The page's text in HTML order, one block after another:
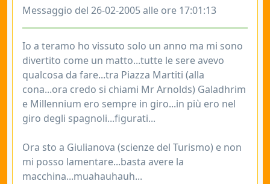
Messaggio del 26-02-2005 alle ore 17:01:13
Io a teramo ho vissuto solo un anno ma mi sono
divertito come un matto...tutte le sere avevo
qualcosa da fare...tra Piazza Martiti (alla
cona...ora credo si chiami Mr Arnolds) Galadhrim
e Millennium ero sempre in giro...in più ero nel
giro degli spagnoli...figurati...
Ora sto a Giulianova (scienze del Turismo) e non
mi posso lamentare...basta avere la
macchina...muahauhauh...